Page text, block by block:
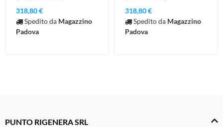
318,80 €
Spedito da Magazzino
Padova
318,80 €
Spedito da Magazzino
Padova
PUNTO RIGENERA SRL